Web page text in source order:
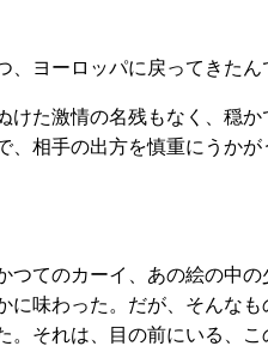
、ヨーロッパに戻ってきたん
た激情の名残もなく、穏
相手の出方を慎重にうか
てのカーイ、あの絵の中
味わった。だが、そんな
それは、目の前にいる、こ